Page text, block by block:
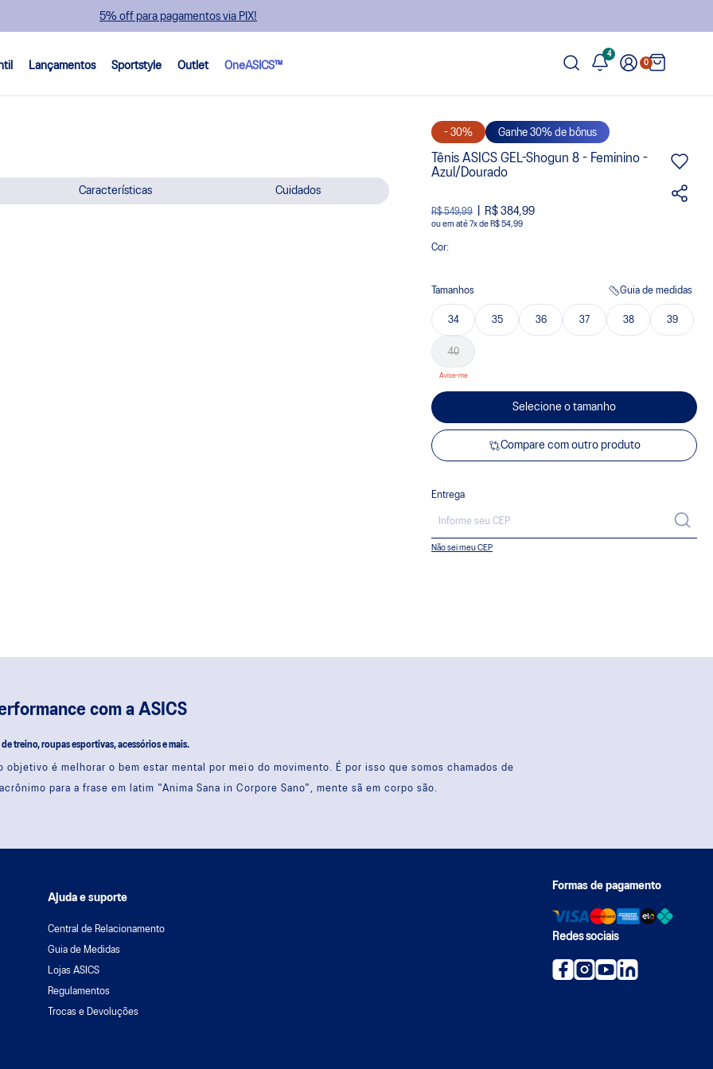
5% off para pagamentos via PIX!
Lançamentos Sportstyle Outlet OneASICS™
4
0
Características Cuidados
- 30% Ganhe 30% de bônus
Tênis ASICS GEL-Shogun 8 - Feminino -
Azul/Dourado
R$ 549,99 R$ 384,99
ou 7x de R$ 54,99
Cor:
Tamanhos Guia de medidas
34 35 36 37 38 39
40
Selecione o tamanho
Compare com outro produto
Entrega
Não sei meu CEP
com a ASICS
de treino, roupas esportivas, acessórios e mais.
objetivo é melhorar o bem estar mental por meio do movimento. É por isso que somos chamados de
para a frase em latim "Anima Sana in Corpore Sano", mente sã em corpo são.
Ajuda e suporte
Central de Relacionamento
Guia de Medidas
Lojas ASICS
Regulamentos
Trocas e Devoluções
Formas de pagamento
Redes sociais